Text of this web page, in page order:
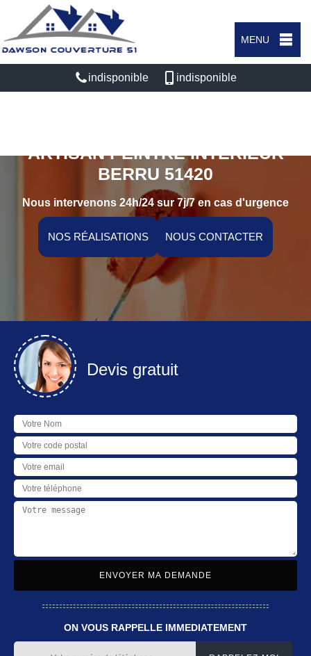
MENU
indisponible indisponible
ARTISAN PEINTRE INTÉRIEUR
BERRU 51420
Nous intervenons 24h/24 sur 7j/7 en cas d'urgence
NOS RÉALISATIONS NOUS CONTACTER
Devis gratuit
ON VOUS RAPPELLE IMMEDIATEMENT